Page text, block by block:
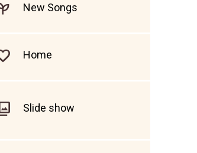
New Songs
Home
Slide show